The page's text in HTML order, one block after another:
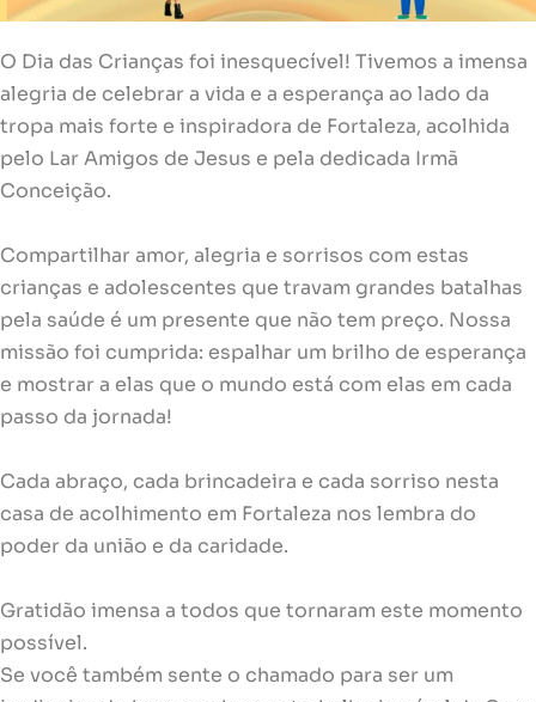
O Dia das Crianças foi inesquecível! Tivemos a imensa
alegria de celebrar a vida e a esperança ao lado da
tropa mais forte e inspiradora de Fortaleza, acolhida
pelo Lar Amigos de Jesus e pela dedicada Irmã
Conceição.
Compartilhar amor, alegria e sorrisos com estas
crianças e adolescentes que travam grandes batalhas
pela saúde é um presente que não tem preço. Nossa
missão foi cumprida: espalhar um brilho de esperança
e mostrar a elas que o mundo está com elas em cada
passo da jornada!
Cada abraço, cada brincadeira e cada sorriso nesta
casa de acolhimento em Fortaleza nos lembra do
poder da união e da caridade.
Gratidão imensa a todos que tornaram este momento
possível.
Se você também sente o chamado para ser um